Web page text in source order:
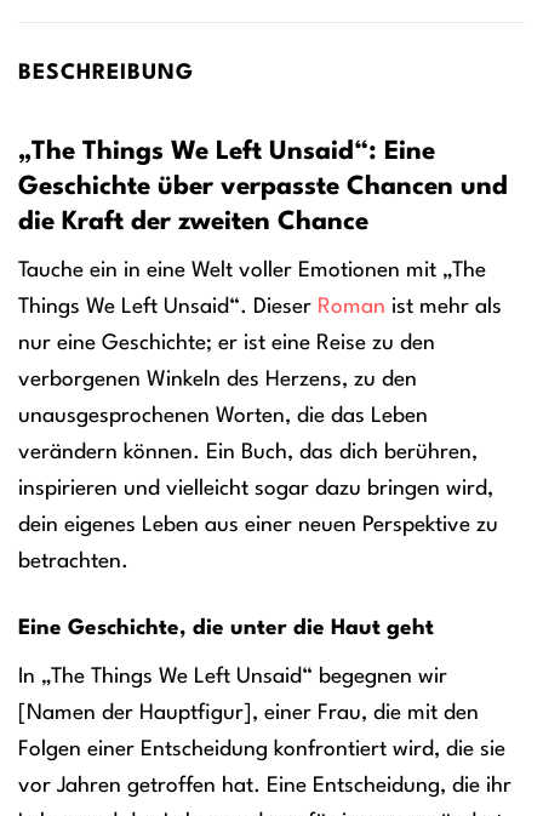
BESCHREIBUNG
„The Things We Left Unsaid“: Eine
Geschichte über verpasste Chancen und
die Kraft der zweiten Chance
Tauche ein in eine Welt voller Emotionen mit „The
Things We Left Unsaid“. Dieser Roman ist mehr als
nur eine Geschichte; er ist eine Reise zu den
verborgenen Winkeln des Herzens, zu den
unausgesprochenen Worten, die das Leben
verändern können. Ein Buch, das dich berühren,
inspirieren und vielleicht sogar dazu bringen wird,
dein eigenes Leben aus einer neuen Perspektive zu
betrachten.
Eine Geschichte, die unter die Haut geht
In „The Things We Left Unsaid“ begegnen wir
[Namen der Hauptfigur], einer Frau, die mit den
Folgen einer Entscheidung konfrontiert wird, die sie
vor Jahren getroffen hat. Eine Entscheidung, die ihr